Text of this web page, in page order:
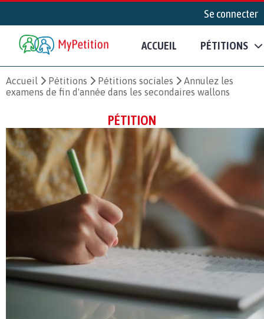
Se connecter
ACCUEIL PÉTITIONS
Accueil Pétitions Pétitions sociales
Annulez les
examens de fin d'année dans les secondaires wallons
PÉTITION